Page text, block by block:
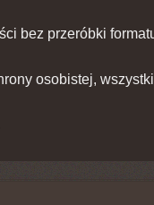
bez przeróbki
osobistej,